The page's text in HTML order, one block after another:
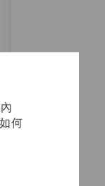
何
私たちは、フ
果たす情熱的
売において、
築し、患者様